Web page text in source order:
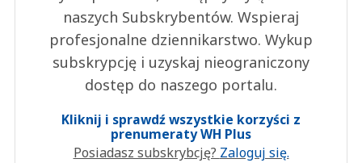
naszych Subskrybentów. Wspieraj
profesjonalne dziennikarstwo. Wykup
subskrypcję i uzyskaj nieograniczony
dostęp do naszego portalu.
Kliknij i sprawdź wszystkie korzyści z
prenumeraty WH Plus
Posiadasz subskrybcję? Zaloguj się.